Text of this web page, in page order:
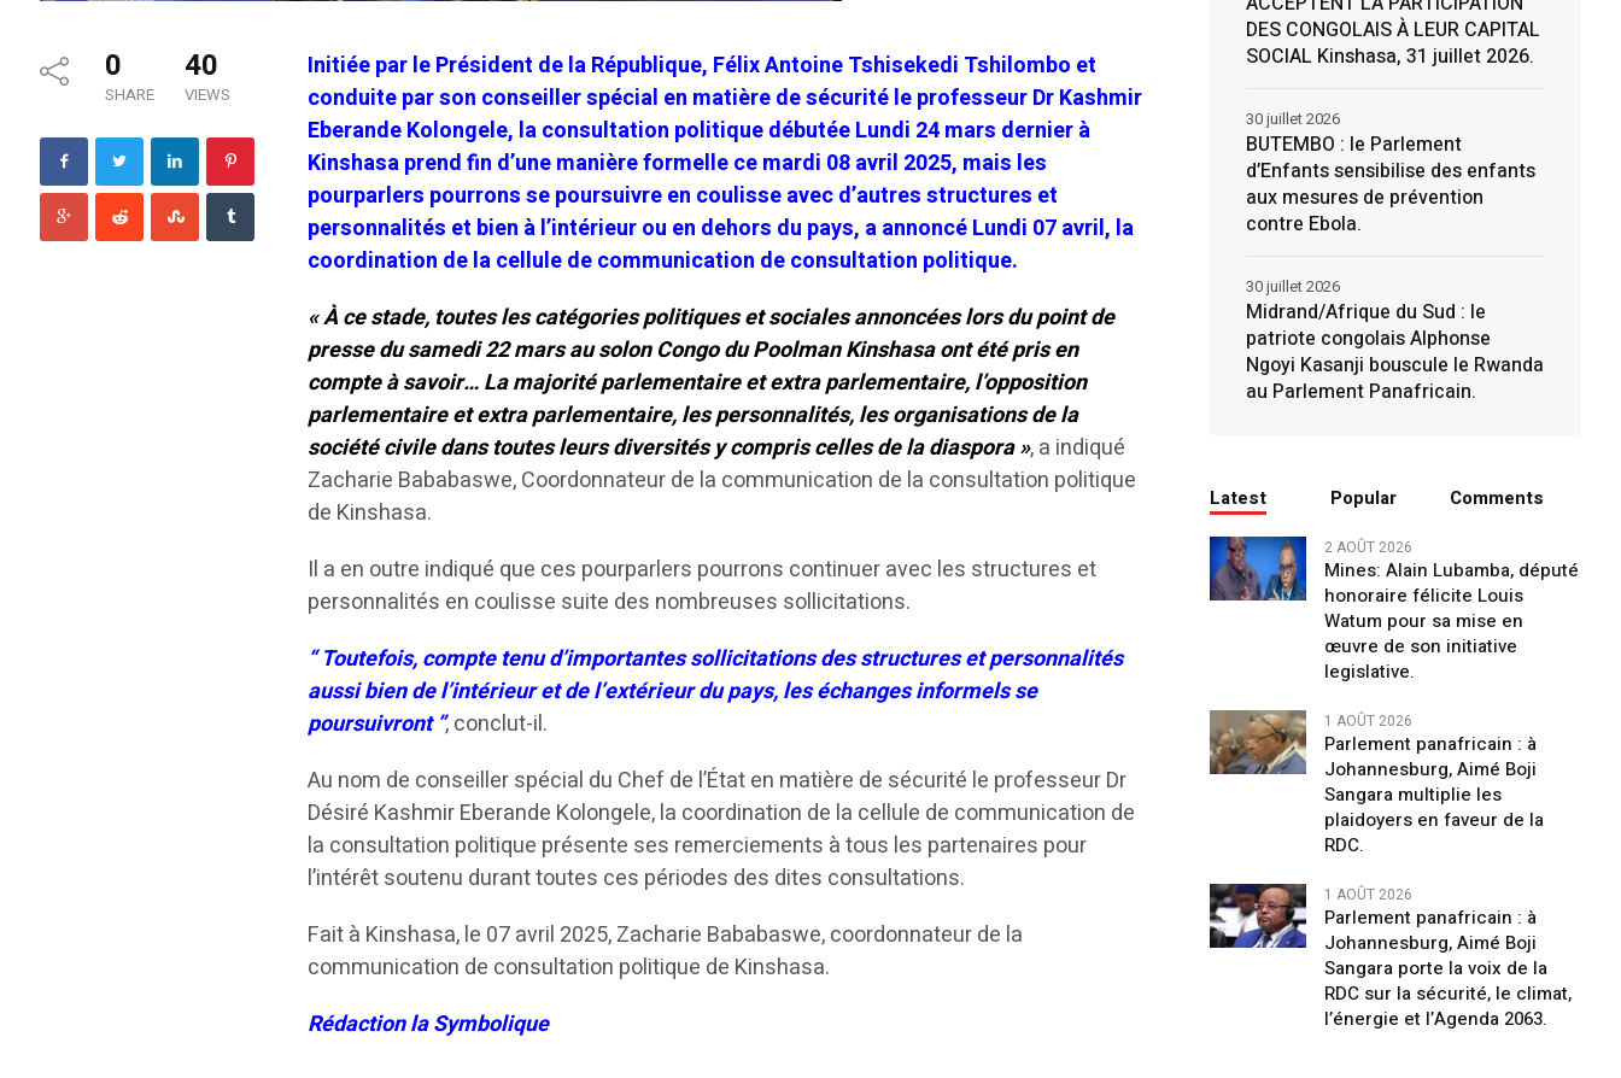
0
SHARE
40
VIEWS
Initiée par le Président de la République, Félix Antoine Tshisekedi Tshilombo et
conduite par son conseiller spécial en matière de sécurité le professeur Dr Kashmir
Eberande Kolongele, la consultation politique débutée Lundi 24 mars dernier à
Kinshasa prend fin d’une manière formelle ce mardi 08 avril 2025, mais les
pourparlers pourrons se poursuivre en coulisse avec d’autres structures et
personnalités et bien à l’intérieur ou en dehors du pays, a annoncé Lundi 07 avril, la
coordination de la cellule de communication de consultation politique.
« À ce stade, toutes les catégories politiques et sociales annoncées lors du point de
presse du samedi 22 mars au solon Congo du Poolman Kinshasa ont été pris en
compte à savoir… La majorité parlementaire et extra parlementaire, l’opposition
parlementaire et extra parlementaire, les personnalités, les organisations de la
société civile dans toutes leurs diversités y compris celles de la diaspora », a indiqué
Zacharie Bababaswe, Coordonnateur de la communication de la consultation politique
de Kinshasa.
Il a en outre indiqué que ces pourparlers pourrons continuer avec les structures et
personnalités en coulisse suite des nombreuses sollicitations.
“ Toutefois, compte tenu d’importantes sollicitations des structures et personnalités
aussi bien de l’intérieur et de l’extérieur du pays, les échanges informels se
poursuivront ”, conclut-il.
Au nom de conseiller spécial du Chef de l’État en matière de sécurité le professeur Dr
Désiré Kashmir Eberande Kolongele, la coordination de la cellule de communication de
la consultation politique présente ses remerciements à tous les partenaires pour
l’intérêt soutenu durant toutes ces périodes des dites consultations.
Fait à Kinshasa, le 07 avril 2025, Zacharie Bababaswe, coordonnateur de la
communication de consultation politique de Kinshasa.
Rédaction la Symbolique
DES CONGOLAIS À LEUR CAPITAL
SOCIAL Kinshasa, 31 juillet 2026.
BUTEMBO : le Parlement
d’Enfants sensibilise des enfants
aux mesures de prévention
contre Ebola.
30 juillet 2026
Midrand/Afrique du Sud : le
patriote congolais Alphonse
Ngoyi Kasanji bouscule le Rwanda
au Parlement Panafricain.
30 juillet 2026
Latest Popular Comments
2 AOÛT 2026
Mines: Alain Lubamba, député
honoraire félicite Louis
Watum pour sa mise en
œuvre de son initiative
legislative.
1 AOÛT 2026
Parlement panafricain : à
Johannesburg, Aimé Boji
Sangara multiplie les
plaidoyers en faveur de la
RDC.
1 AOÛT 2026
Parlement panafricain : à
Johannesburg, Aimé Boji
Sangara porte la voix de la
RDC sur la sécurité, le climat,
l’énergie et l’Agenda 2063.